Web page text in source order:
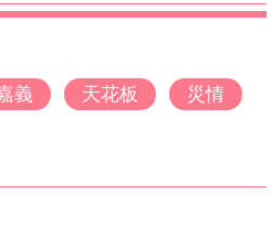
義 天花板 災情